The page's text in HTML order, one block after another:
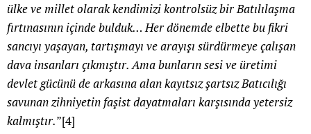
ülke ve millet olarak kendimizi kontrolsüz bir Batılılaşma
fırtınasının içinde bulduk… Her dönemde elbette bu fikri
sancıyı yaşayan, tartışmayı ve arayışı sürdürmeye çalışan
dava insanları çıkmıştır. Ama bunların sesi ve üretimi
devlet gücünü de arkasına alan kayıtsız şartsız Batıcılığı
savunan zihniyetin faşist dayatmaları karşısında yetersiz
kalmıştır.”[4]